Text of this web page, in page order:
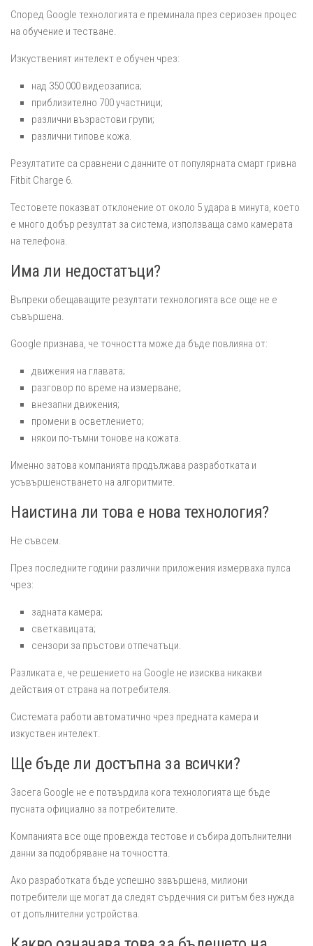
Според Google технологията е преминала през сериозен процес
на обучение и тестване.
Изкуственият интелект е обучен чрез:
над 350 000 видеозаписа;
приблизително 700 участници;
различни възрастови групи;
различни типове кожа.
Резултатите са сравнени с данните от популярната смарт гривна
Fitbit Charge 6.
Тестовете показват отклонение от около 5 удара в минута, което
е много добър резултат за система, използваща само камерата
на телефона.
Има ли недостатъци?
Въпреки обещаващите резултати технологията все още не е
съвършена.
Google признава, че точността може да бъде повлияна от:
движения на главата;
разговор по време на измерване;
внезапни движения;
промени в осветлението;
някои по-тъмни тонове на кожата.
Именно затова компанията продължава разработката и
усъвършенстването на алгоритмите.
Наистина ли това е нова технология?
Не съвсем.
През последните години различни приложения измерваха пулса
чрез:
задната камера;
светкавицата;
сензори за пръстови отпечатъци.
Разликата е, че решението на Google не изисква никакви
действия от страна на потребителя.
Системата работи автоматично чрез предната камера и
изкуствен интелект.
Ще бъде ли достъпна за всички?
Засега Google не е потвърдила кога технологията ще бъде
пусната официално за потребителите.
Компанията все още провежда тестове и събира допълнителни
данни за подобряване на точността.
Ако разработката бъде успешно завършена, милиони
потребители ще могат да следят сърдечния си ритъм без нужда
от допълнителни устройства.